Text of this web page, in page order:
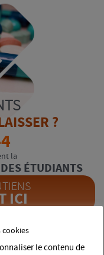
?
la
ÉTUDIANTS
ICI
cookies
le contenu de